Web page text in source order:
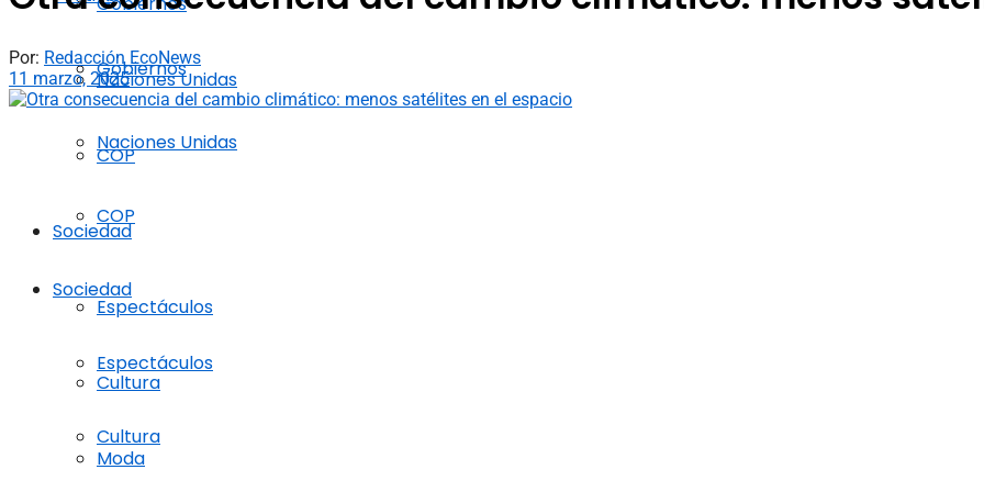
Naciones Unidas
COP
Sociedad
Espectáculos
Cultura
Moda
Gobiernos
Naciones Unidas
COP
Sociedad
Espectáculos
Cultura
Por: Redacción EcoNews
11 marzo, 2025